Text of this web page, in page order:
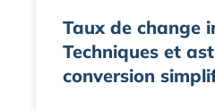
Taux de change
Techniques et
conversion